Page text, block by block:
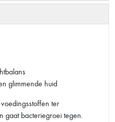
glimmende huid
ter
gaat bacteriegroei tegen.